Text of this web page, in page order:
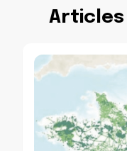
Articles